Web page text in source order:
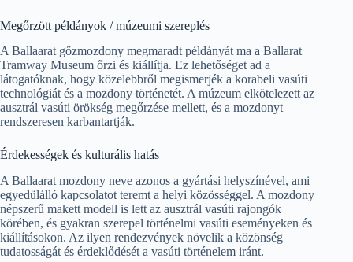
Megőrzött példányok / múzeumi szereplés
A Ballaarat gőzmozdony megmaradt példányát ma a Ballarat
Tramway Museum őrzi és kiállítja. Ez lehetőséget ad a
látogatóknak, hogy közelebbről megismerjék a korabeli vasúti
technológiát és a mozdony történetét. A múzeum elkötelezett az
ausztrál vasúti örökség megőrzése mellett, és a mozdonyt
rendszeresen karbantartják.
Érdekességek és kulturális hatás
A Ballaarat mozdony neve azonos a gyártási helyszínével, ami
egyedülálló kapcsolatot teremt a helyi közösséggel. A mozdony
népszerű makett modell is lett az ausztrál vasúti rajongók
körében, és gyakran szerepel történelmi vasúti eseményeken és
kiállításokon. Az ilyen rendezvények növelik a közönség
tudatosságát és érdeklődését a vasúti történelem iránt.